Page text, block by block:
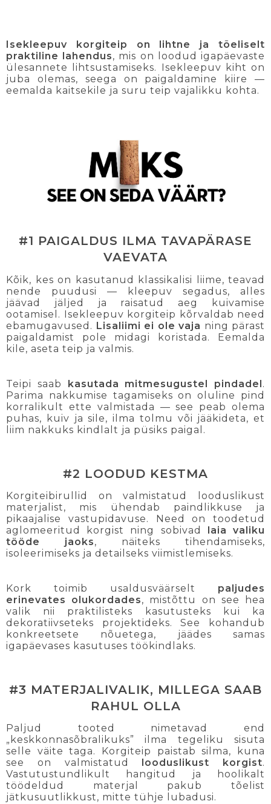
Isekleepuv korgiteip on lihtne ja tõeliselt
praktiline lahendus, mis on loodud igapäevaste
ülesannete lihtsustamiseks. Isekleepuv kiht on
juba olemas, seega on paigaldamine kiire —
eemalda kaitsekile ja suru teip vajalikku kohta.
#1 PAIGALDUS ILMA TAVAPÄRASE
VAEVATA
Kõik, kes on kasutanud klassikalisi liime, teavad
nende puudusi — kleepuv segadus, alles
jäävad jäljed ja raisatud aeg kuivamise
ootamisel. Isekleepuv korgiteip kõrvaldab need
ebamugavused. Lisaliimi ei ole vaja ning pärast
paigaldamist pole midagi koristada. Eemalda
kile, aseta teip ja valmis.
Teipi saab kasutada mitmesugustel pindadel.
Parima nakkumise tagamiseks on oluline pind
korralikult ette valmistada — see peab olema
puhas, kuiv ja sile, ilma tolmu või jääkideta, et
liim nakkuks kindlalt ja püsiks paigal.
#2 LOODUD KESTMA
Korgiteibirullid on valmistatud looduslikust
materjalist, mis ühendab paindlikkuse ja
pikaajalise vastupidavuse. Need on toodetud
aglomeeritud korgist ning sobivad laia valiku
tööde jaoks, näiteks tihendamiseks,
isoleerimiseks ja detailseks viimistlemiseks.
Kork toimib usaldusväärselt paljudes
erinevates olukordades, mistõttu on see hea
valik nii praktilisteks kasutusteks kui ka
dekoratiivseteks projektideks. See kohandub
konkreetsete nõuetega, jäädes samas
igapäevases kasutuses töökindlaks.
#3 MATERJALIVALIK, MILLEGA SAAB
RAHUL OLLA
Paljud tooted nimetavad end
„keskkonnasõbralikuks” ilma tegeliku sisuta
selle väite taga. Korgiteip paistab silma, kuna
see on valmistatud
looduslikust korgist.
Vastutustundlikult hangitud ja hoolikalt
töödeldud materjal pakub tõelist
jätkusuutlikkust, mitte tühje lubadusi.